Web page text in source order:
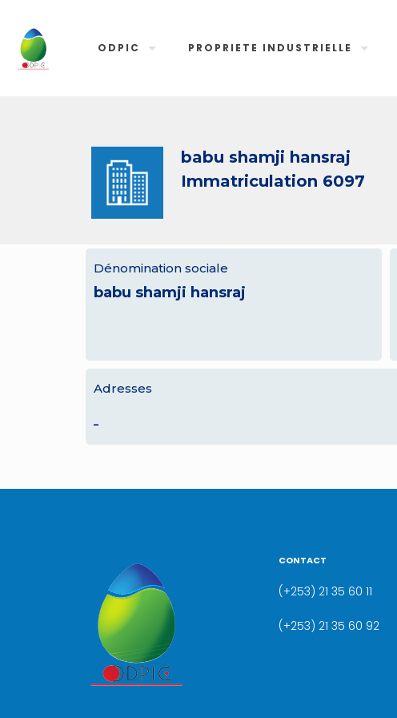
ODPIC PROPRIETE INDUSTRIELLE
babu shamji hansraj
Immatriculation 6097
Dénomination sociale
babu shamji hansraj
Adresses
–
CONTACT
(+253) 21 35 60 11
(+253) 21 35 60 92